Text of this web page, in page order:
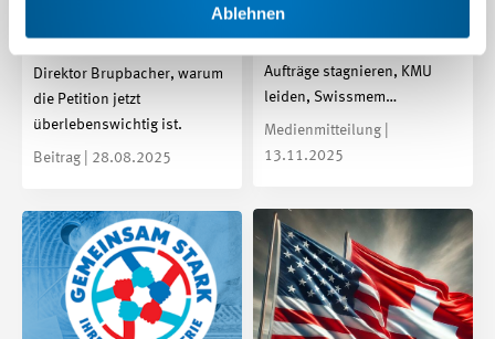
AblehnenTrotz leichtem Q3-Anstieg
Aufträge stagnieren, KMU
leiden, Swissmem…
Medienmitteilung |
13.11.2025
Direktor Brupbacher, warum
die Petition jetzt
überlebenswichtig ist.
Beitrag | 28.08.2025